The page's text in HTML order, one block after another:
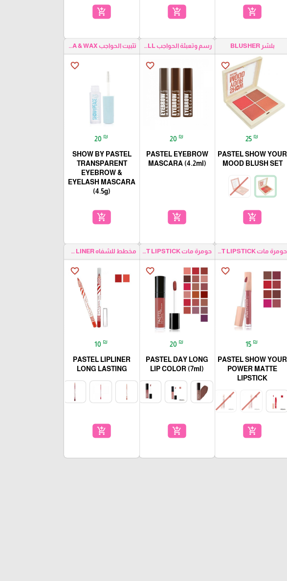
add_shopping_cart
add_shopping_cart
add_shopping_cart
بلشر BLUSHER
favorite_border
25 ₪
PASTEL SHOW YOUR
MOOD BLUSH SET
add_shopping_cart
رسم وتعبئة الحواجب EYEBROW FILL
favorite_border
20 ₪
PASTEL EYEBROW
MASCARA (4.2ml)
add_shopping_cart
تثبيت الحواجب EYEBROW MASCARA & WAX
favorite_border
20 ₪
SHOW BY PASTEL
TRANSPARENT
EYEBROW &
EYELASH MASCARA
(4.5g)
add_shopping_cart
حومرة مات MATT LIPSTICK
favorite_border
15 ₪
PASTEL SHOW YOUR
POWER MATTE
LIPSTICK
add_shopping_cart
حومرة مات MATT LIPSTICK
favorite_border
20 ₪
PASTEL DAY LONG
LIP COLOR (7ml)
add_shopping_cart
مخطط للشفاه LIP LINER
favorite_border
10 ₪
PASTEL LIPLINER
LONG LASTING
add_shopping_cart